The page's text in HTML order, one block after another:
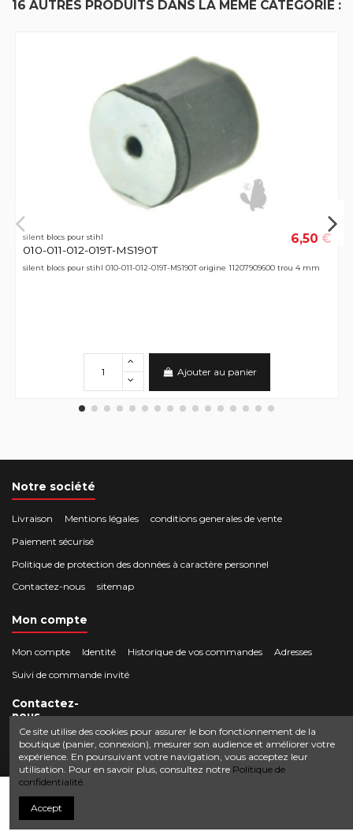
16 AUTRES PRODUITS DANS LA MÊME CATÉGORIE :
silent blocs pour stihl
010-011-012-019T-MS190T
6,50 €
silent blocs pour stihl 010-011-012-019T-MS190T origine 11207909600 trou 4 mm
Ajouter au panier
Notre société
Livraison Mentions légales
conditions generales de vente
Paiement sécurisé
Politique de protection des données à caractère personnel
Contactez-nous
sitemap
Mon compte
Mon compte Identité Historique de vos commandes
Adresses
Suivi de commande invité
Contactez-
nous
Crocbois-motoculture.com
50 route de Villefort 48800 Pied-de-Borne
0624436257
contact@crocbois-motoculture.com
© Copyright 2025 Crocbois-motoculture.com. All Rights Reserved.
Ce site utilise des cookies pour assurer le bon fonctionnement de la
boutique (panier, connexion), mesurer son audience et améliorer votre
expérience. En poursuivant votre navigation, vous acceptez leur
utilisation. Pour en savoir plus, consultez notre Politique de
confidentialité.
Accept